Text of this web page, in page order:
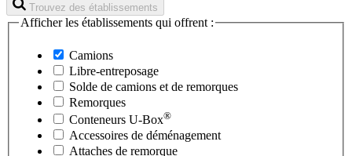
Trouvez des établissements
Afficher les établissements qui offrent :
Camions
Libre-entreposage
Solde de camions et de remorques
Remorques
Conteneurs U-Box®
Accessoires de déménagement
Attaches de remorque